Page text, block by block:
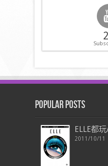
Popular Posts
ELLE都
2011/10/11